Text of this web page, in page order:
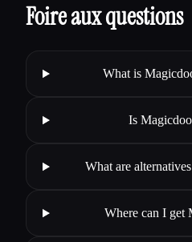
Foire aux questions
What is
Is
What are
Where can I get